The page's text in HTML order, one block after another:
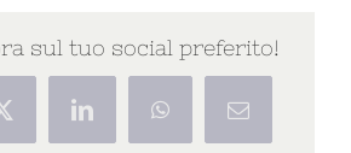
sul tuo social preferito!
X LinkedInWhatsAppEmail